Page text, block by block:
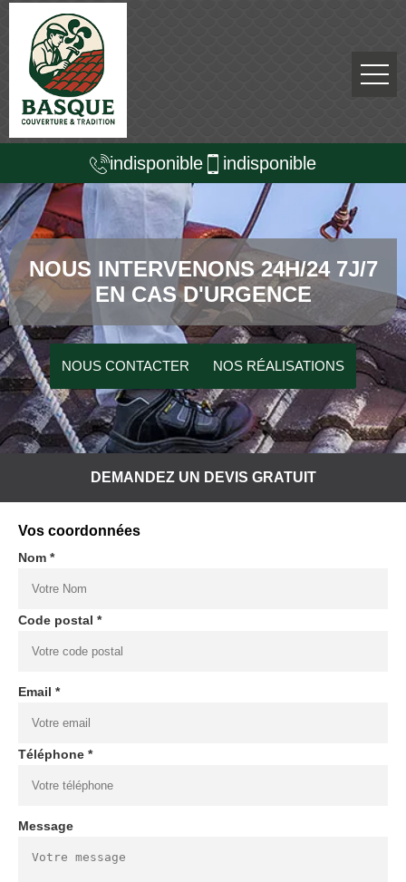
indisponible indisponible
NOUS INTERVENONS 24H/24 7J/7
EN CAS D'URGENCE
NOUS CONTACTER NOS RÉALISATIONS
DEMANDEZ UN DEVIS GRATUIT
Vos coordonnées
Nom *
Code postal *
Email *
Téléphone *
Message